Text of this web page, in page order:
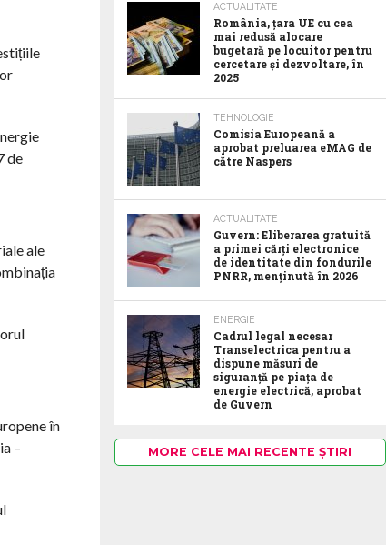
de
ale
în
–
ACTUALITATE
România, țara UE cu cea
mai redusă alocare
bugetară pe locuitor pentru
cercetare și dezvoltare, în
2025
TEHNOLOGIE
Comisia Europeană a
aprobat preluarea eMAG de
către Naspers
ACTUALITATE
Guvern: Eliberarea gratuită
a primei cărți electronice
de identitate din fondurile
PNRR, menținută în 2026
ENERGIE
Cadrul legal necesar
Transelectrica pentru a
dispune măsuri de
siguranță pe piața de
energie electrică, aprobat
de Guvern
MORE CELE MAI RECENTE ȘTIRI